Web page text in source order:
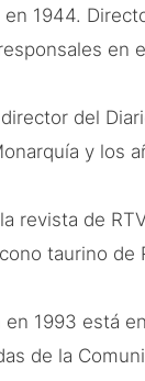
1944.
en
del
y los
revista de
taurino de
1993 está
de la